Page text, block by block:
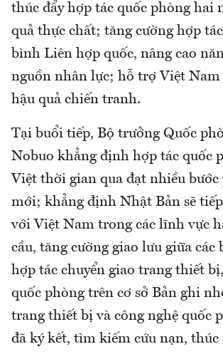
thúc đẩy hợp tác quốc phòng hai
quả thực chất; tăng cường hợp
bình Liên hợp quốc, nâng cao
nguồn nhân lực; hỗ trợ Việt Nam
hậu quả chiến tranh.
Tại buổi tiếp, Bộ trưởng Quốc
Nobuo khẳng định hợp tác quốc
Việt thời gian qua đạt nhiều
mới; khẳng định Nhật Bản sẽ
với Việt Nam trong các lĩnh vực
cầu, tăng cường giao lưu giữa các
hợp tác chuyển giao trang thiết
quốc phòng trên cơ sở Bản ghi
trang thiết bị và công nghệ quốc
đã ký kết, tìm kiếm cứu nạn, thúc